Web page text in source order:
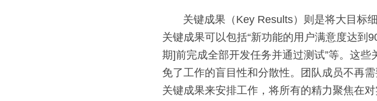
关键成果可以包括“新功能的用户满意度达到
期]前完成全部开发任务并通过测试”等。这
免了工作的盲目性和分散性。团队成员不再
关键成果来安排工作，将所有的精力聚焦在